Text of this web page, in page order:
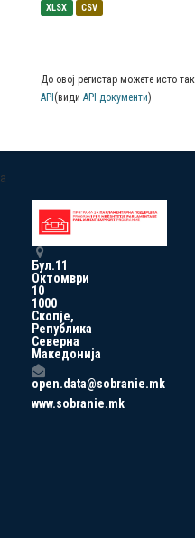
XLSX CSV
До овој регистар можете исто
API (види API документи)
a
Бул.11
Октомври
10
1000
Скопје,
Република
Северна
Македонија
open.data@sobranie.mk
www.sobranie.mk